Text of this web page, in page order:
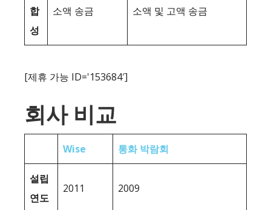
합
성
소액 송금 소액 및 고액 송금
[제휴 가능 ID='153684′]
회사 비교
Wise 통화 박람회
설립
연도
2011 2009